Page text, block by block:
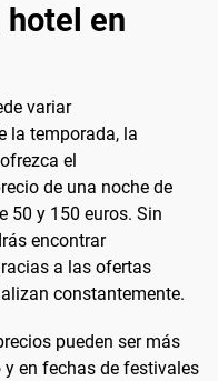
hotel en
variar
la temporada, la
el
de una noche de
50 y 150 euros. Sin
encontrar
a las ofertas
constantemente.
pueden ser más
en fechas de festivales